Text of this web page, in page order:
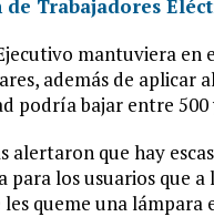
mantuviera en
además de aplicar
podría bajar entre 500
que hay
los usuarios que
queme una lámpara